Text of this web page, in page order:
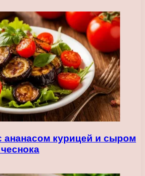
ананасом курицей и сыром